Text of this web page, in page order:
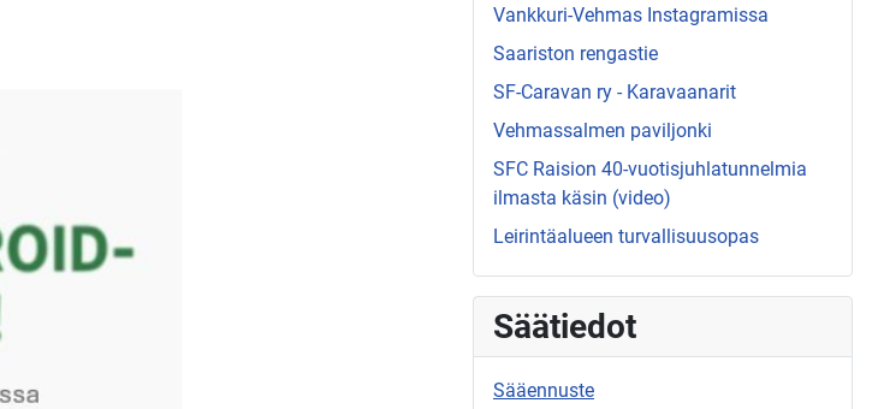
Vankkuri-Vehmas Instagramissa
Saariston rengastie
SF-Caravan ry - Karavaanarit
Vehmassalmen paviljonki
SFC Raision 40-vuotisjuhlatunnelmia
ilmasta käsin (video)
Leirintäalueen turvallisuusopas
Säätiedot
Sääennuste